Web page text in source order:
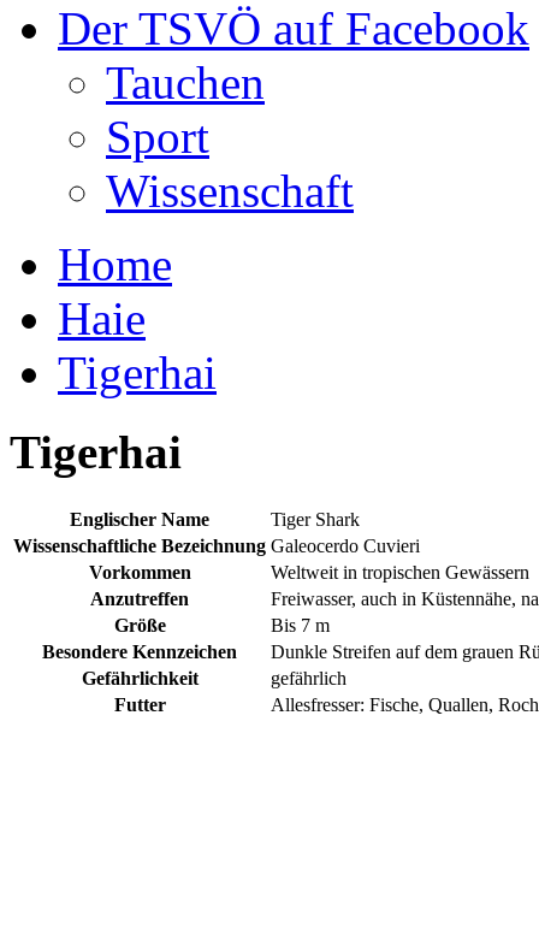
Der TSVÖ auf Facebook
Tauchen
Sport
Wissenschaft
Home
Haie
Tigerhai
Tigerhai
Englischer Name
Tiger Shark
Wissenschaftliche Bezeichnung Galeocerdo Cuvieri
Vorkommen
Weltweit in tropischen Gewässern
Anzutreffen
Freiwasser, auch in Küstennähe,
Größe
Bis 7 m
Besondere Kennzeichen
Dunkle Streifen auf dem grauen
Gefährlichkeit
gefährlich
Futter
Allesfresser: Fische, Quallen,